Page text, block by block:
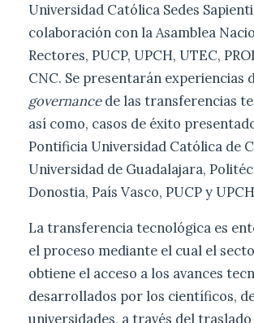
Universidad Católica Sedes
colaboración con la Asamblea
Rectores, PUCP, UPCH, UTEC,
CNC. Se presentarán experiencias
governancede las transferencias
así como, casos de éxito
Pontificia Universidad Católica de
Universidad de Guadalajara,
Donostia, País Vasco, PUCP y
La transferencia tecnológica es
el proceso mediante el cual el
obtiene el acceso a los avances
desarrollados por los científicos,
universidades, a través del